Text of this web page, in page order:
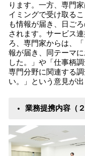
ります。一方、専門
イミングで受け取る
も情報が届き、日ご
されます。サービス
ろ、専門家からは、
報が届き、同テーマ
した。」や「仕事柄
専門分野に関連する
い。」という意見が出
業務提携内容（